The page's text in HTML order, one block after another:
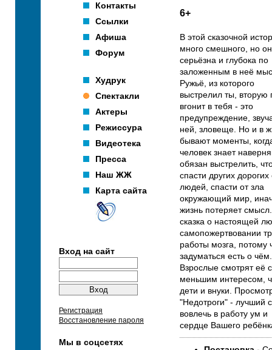
Контакты
Ссылки
Афиша
Форум
Худрук
Спектакли
Актеры
Режиссура
Видеотека
Пресса
Наш ЖЖ
Карта сайта
Вход на сайт
Регистрация
Восстановление пароля
Мы в соцсетях
6+
В этой сказочной
много смешного, но
серьёзна и глубока по
заложенным в неё
Ружьё, из которого
выстрелил ты, вторую
вгонит в тебя - это
предупреждение,
ней, зловеще. Но и в
бывают моменты,
человек знает
обязан выстрелить,
спасти других
людей, спасти от зла
окружающий мир,
жизнь потеряет
сказка о настоящей
самопожертвовании
работы мозга, потому
задуматься есть о чём.
Взрослые смотрят её
меньшим интересом,
дети и внуки.
"Недотроги" - лучший
вовлечь в работу ум и
сердце Вашего